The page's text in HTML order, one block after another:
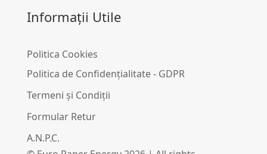
Informații Utile
Politica Cookies
Politica de Confidențialitate - GDPR
Termeni și Condiții
Formular Retur
A.N.P.C.